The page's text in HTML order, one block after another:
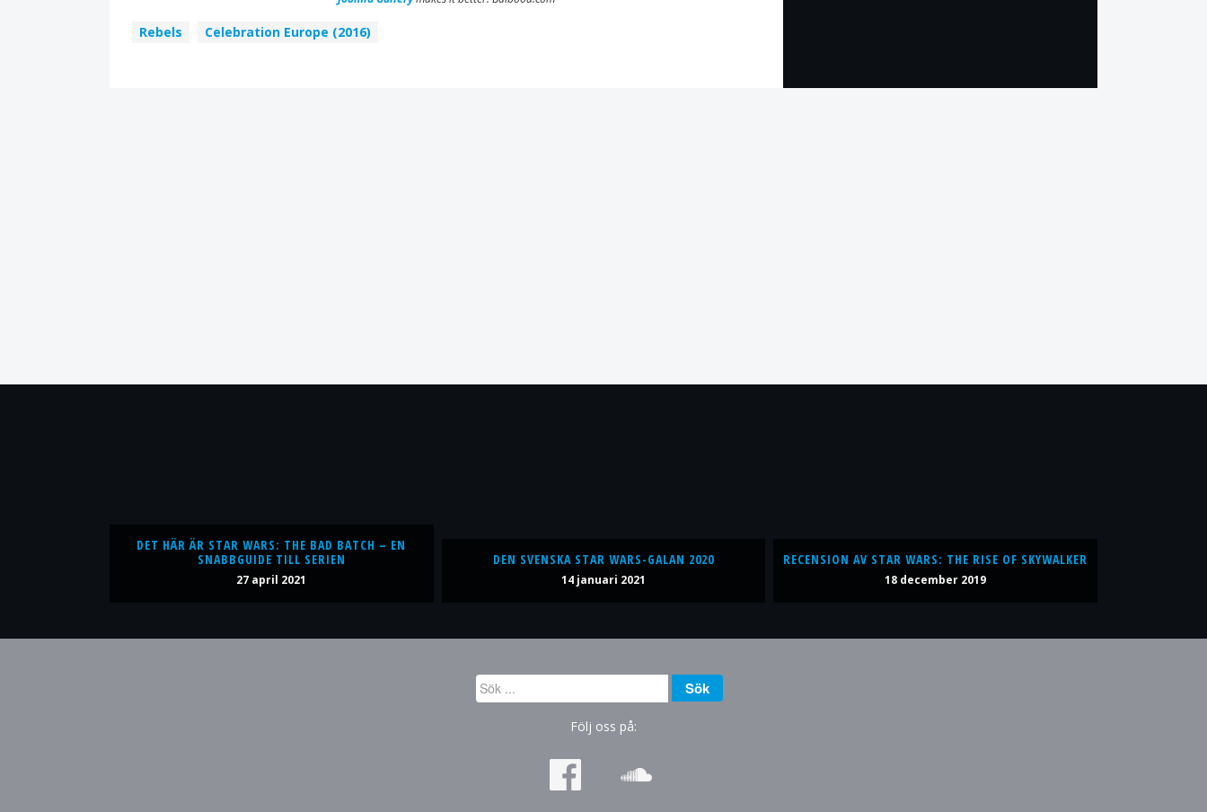
Rebels Celebration Europe (2016)
DET HÄR ÄR STAR WARS: THE BAD BATCH – EN
SNABBGUIDE TILL SERIEN
27 april 2021
DEN SVENSKA STAR WARS-GALAN 2020
14 januari 2021
RECENSION AV STAR WARS: THE RISE OF SKYWALKER
18 december 2019
Sök
...
Sök
Följ oss på: